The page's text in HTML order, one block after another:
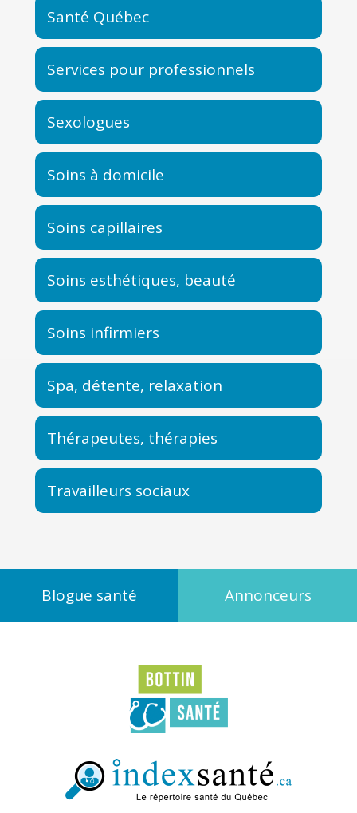
Santé Québec
Services pour professionnels
Sexologues
Soins à domicile
Soins capillaires
Soins esthétiques, beauté
Soins infirmiers
Spa, détente, relaxation
Thérapeutes, thérapies
Travailleurs sociaux
Blogue santé Annonceurs